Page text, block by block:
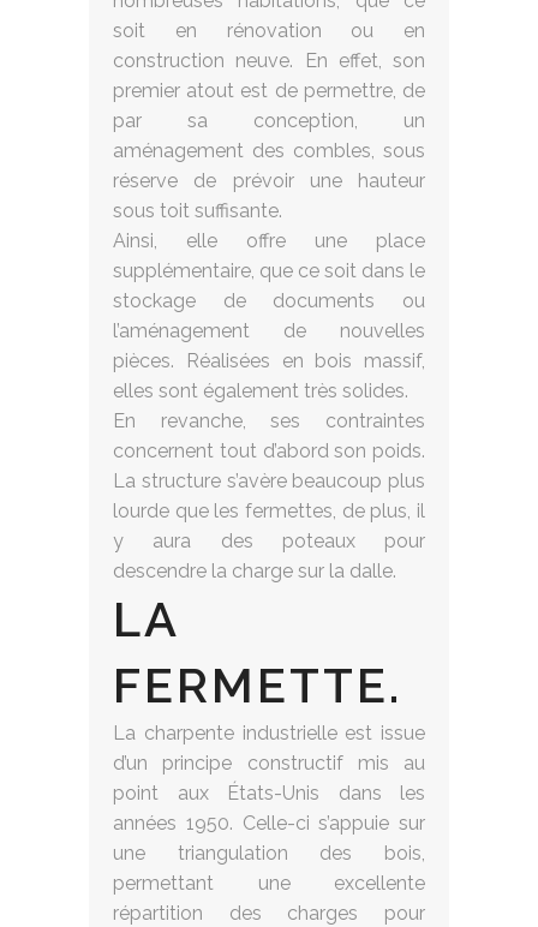
soit en rénovation ou en
construction neuve. En effet, son
premier atout est de permettre, de
par sa conception, un
aménagement des combles, sous
réserve de prévoir une hauteur
sous toit suffisante.
Ainsi, elle offre une place
supplémentaire, que ce soit dans le
stockage de documents ou
l’aménagement de nouvelles
pièces. Réalisées en bois massif,
elles sont également très solides.
En revanche, ses contraintes
concernent tout d’abord son poids.
La structure s’avère beaucoup plus
lourde que les fermettes, de plus, il
y aura des poteaux pour
descendre la charge sur la dalle.
LA
FERMETTE.
La charpente industrielle est issue
d’un principe constructif mis au
point aux États-Unis dans les
années 1950. Celle-ci s’appuie sur
une triangulation des bois,
permettant une excellente
répartition des charges pour